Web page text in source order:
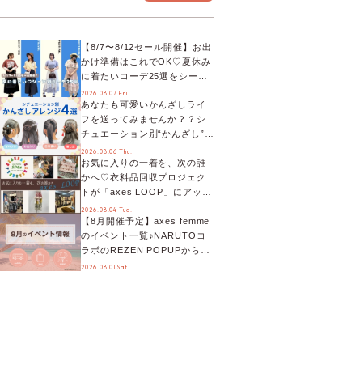
【8/7〜8/12セール開催】お出
かけ準備はこれでOK♡夏休み
に着たいコーデ25選をシーン
別に徹底解説！
2026.08.07 Fri.
あなたも可愛いかんざしライ
フを送ってみませんか？？シ
チュエーション別“かんざし”の
オススメ【ショップスタッフ
編集部】
2026.08.06 Thu.
お気に入りの一着を、次の誰
かへ♡衣料品回収プロジェク
トが「axes LOOP」にアップ
デート！活用するとポイント
が手に入る◎
2026.08.04 Tue.
【8月開催予定】axes femme
のイベント一覧♪NARUTOコ
ラボのREZEN POPUPから、
プチYour Stage.、ティーパー
2026.08.01 Sat.